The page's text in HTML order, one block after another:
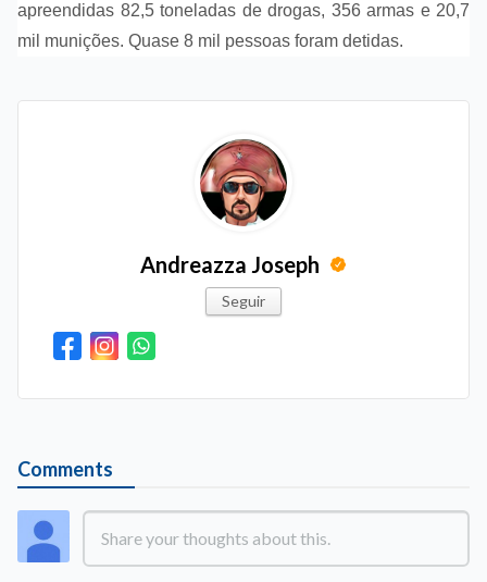
apreendidas 82,5 toneladas de drogas, 356 armas e 20,7
mil munições. Quase 8 mil pessoas foram detidas.
Andreazza Joseph
Seguir
Comments